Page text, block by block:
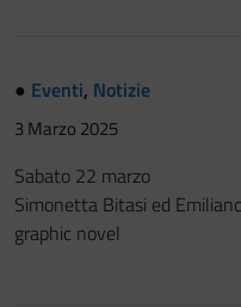
● Eventi, Notizie
3 Marzo 2025
Sabato 22 marzo
Simonetta Bitasi ed
graphic novel